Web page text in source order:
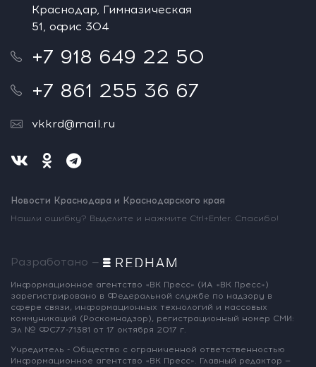
Краснодар, Гимназическая
51, офис 304
+7 918 649 22 50
+7 861 255 36 67
vkkrd@mail.ru
Новости Краснодара и Краснодарского края
Нашли ошибку? Выделите и нажмите Ctrl+Enter. Спасибо!
Разработано —
Информационное агентство «ВК Пресс» (ИА «ВК Пресс»)
зарегистрировано в Федеральной службе по надзору в
сфере связи, информационных технологий и массовых
коммуникаций (Роскомнадзор), регистрационный номер СМИ:
Эл № ФС77-71381 от 17 октября 2017 г.
Учредитель - Общество с ограниченной ответственностью
Информационное агентство «ВК Пресс». Главный редактор —